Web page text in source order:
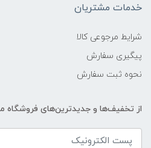
خدمات مشتریان
شرایط مرجوعی کالا
پیگیری سفارش
نحوه ثبت سفارش
از تخفیف‌ها و جدیدترین‌های فروشگاه